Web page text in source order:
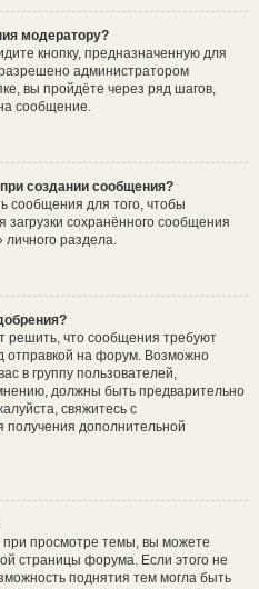
модератору?
кнопку, предназначенную для
администратором
вы пройдёте через ряд шагов,
сообщение.
создании сообщения?
сообщения для того, чтобы
загрузки сохранённого сообщения
раздела.
решить, что сообщения требуют
отправкой на форум. Возможно
в группу пользователей,
должны быть предварительно
свяжитесь с
дополнительной
просмотре темы, вы можете
страницы форума. Если этого не
поднятия тем могла быть